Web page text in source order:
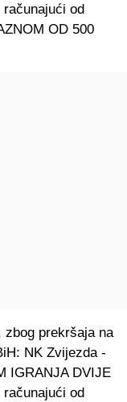
računajući od
OD 500
zbog prekršaja na
NK Zvijezda -
IGRANJA DVIJE
računajući od